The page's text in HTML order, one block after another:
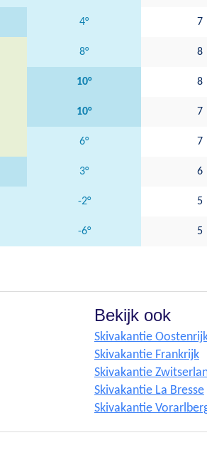
4° 7
8° 8
10° 8
10° 7
6° 7
3° 6
-2° 5
-6° 5
Bekijk ook
Skivakantie
Skivakantie Frankrijk
Skivakantie
Skivakantie La Bresse
Skivakantie